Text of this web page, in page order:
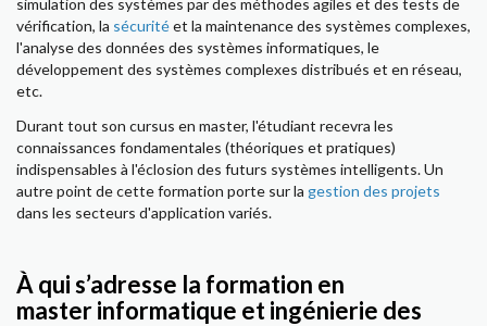
simulation des systèmes par des méthodes agiles et des tests de
vérification, la sécuritéet la maintenance des systèmes complexes,
l'analyse des données des systèmes informatiques, le
développement des systèmes complexes distribués et en réseau,
etc.
Durant tout son cursus en master, l'étudiant recevra les
connaissances fondamentales (théoriques et pratiques)
indispensables à l'éclosion des futurs systèmes intelligents. Un
autre point de cette formation porte sur la gestion des projets
dans les secteurs d'application variés.
À qui s’adresse la formation en
master informatique et ingénierie des